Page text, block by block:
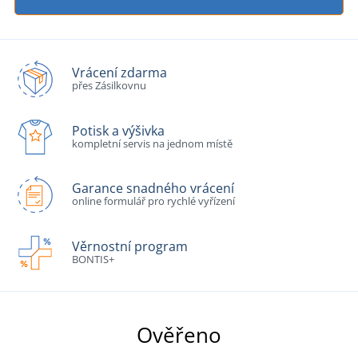
Vrácení zdarma
přes Zásilkovnu
Potisk a výšivka
kompletní servis na jednom místě
Garance snadného vrácení
online formulář pro rychlé vyřízení
Věrnostní program
BONTIS+
Ověřeno